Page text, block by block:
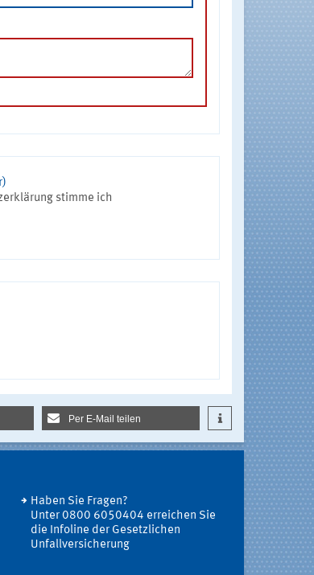
stimme ich
Per E-Mail teilen
Haben Sie Fragen?
Unter 0800 6050404 erreichen Sie
die Infoline der Gesetzlichen
Unfallversicherung